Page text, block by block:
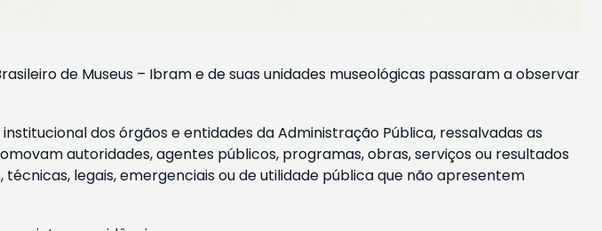
de Museus – Ibram e de suas unidades museológicas passaram a observar
dos órgãos e entidades da Administração Pública, ressalvadas as
autoridades, agentes públicos, programas, obras, serviços ou resultados
legais, emergenciais ou de utilidade pública que não apresentem